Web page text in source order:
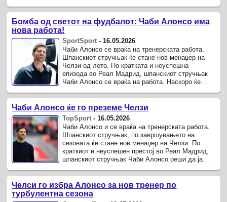
Бомба од светот на фудбалот: Чаби Алонсо има
нова работа!
SportSport -16.05.2026
Чаби Алонсо се враќа на тренерската работа.
Шпанскиот стручњак ќе стане нов менаџер на
Челзи од лето. По кратката и неуспешна
епизода во Реал Мадрид, шпанскиот стручњак
Чаби Алонсо се враќа на работа. Наскоро ќе
Чаби Алонсо ќе го преземе Челзи
TopSport -16.05.2026
Чаби Алонсо и се враќа на тренерската работа.
Шпанскиот стручњак, по завршувањето на
сезоната ќе стане нов менаџер на Челзи. По
краткиот и неуспешен престој во Реал Мадрид,
шпанскиот стручњак Чаби Алонсо реши да ја
Челси го избра Алонсо за нов тренер по
турбулентна сезона